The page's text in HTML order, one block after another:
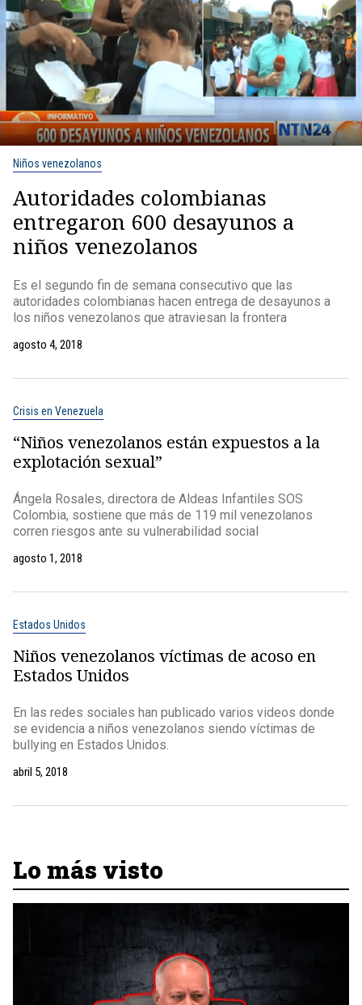
Niños venezolanos
Autoridades colombianas
entregaron 600 desayunos a
niños venezolanos
Es el segundo fin de semana consecutivo que las
autoridades colombianas hacen entrega de desayunos a
los niños venezolanos que atraviesan la frontera
agosto 4, 2018
Crisis en Venezuela
“Niños venezolanos están expuestos a la
explotación sexual”
Ángela Rosales, directora de Aldeas Infantiles SOS
Colombia, sostiene que más de 119 mil venezolanos
corren riesgos ante su vulnerabilidad social
agosto 1, 2018
Estados Unidos
Niños venezolanos víctimas de acoso en
Estados Unidos
En las redes sociales han publicado varios videos donde
se evidencia a niños venezolanos siendo víctimas de
bullying en Estados Unidos.
abril 5, 2018
Lo más visto